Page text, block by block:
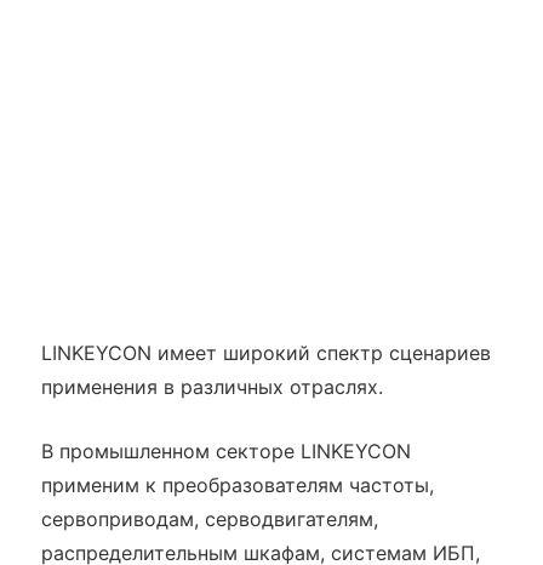
LINKEYCON имеет широкий спектр сценариев
применения в различных отраслях.
В промышленном секторе LINKEYCON
применим к преобразователям частоты,
сервоприводам, серводвигателям,
распределительным шкафам, системам ИБП,